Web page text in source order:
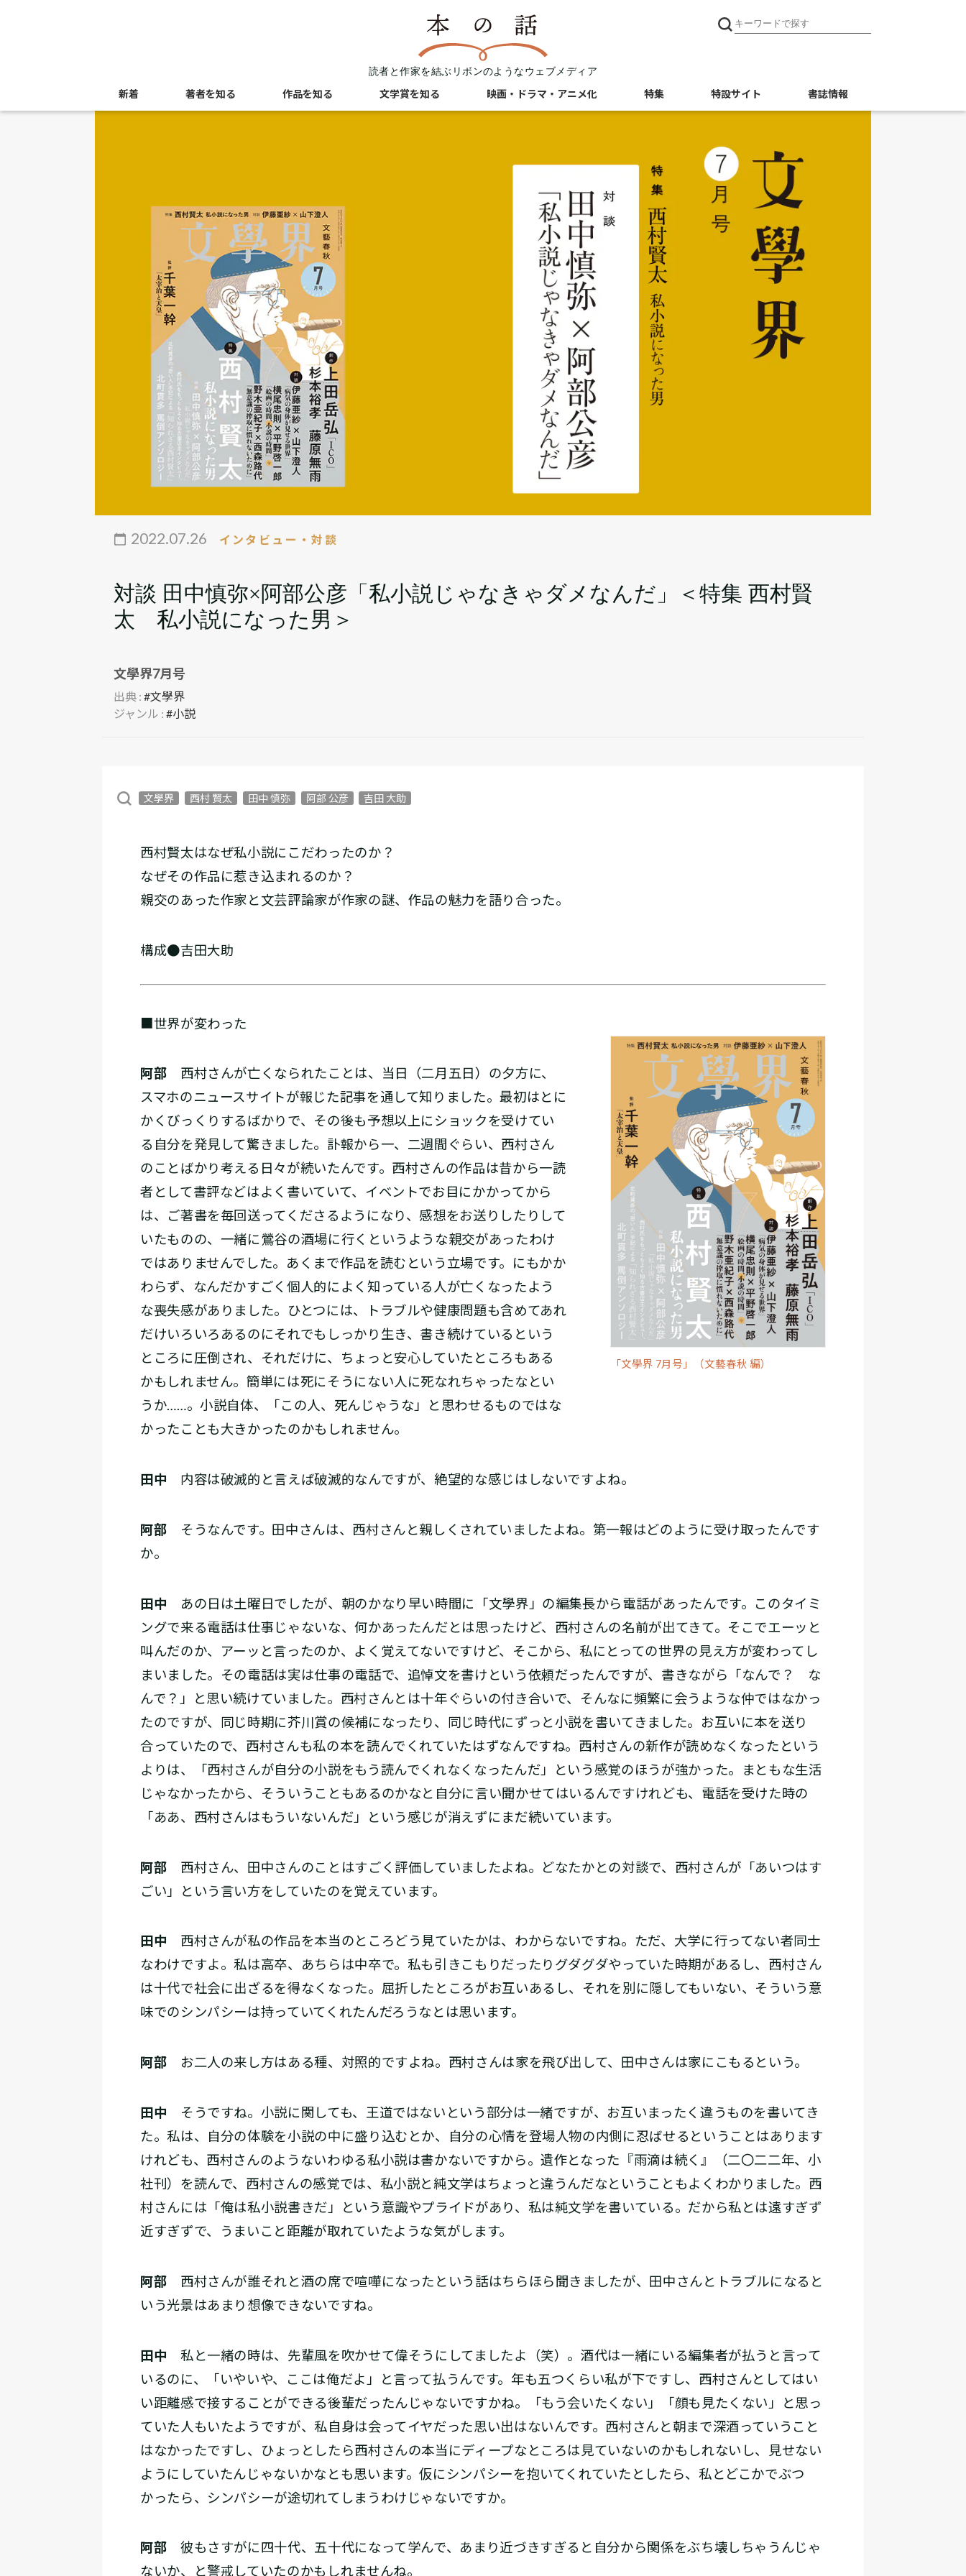
読者と作家を結ぶリボンのようなウェブメディア
新着 著者を知る 作品を知る 文学賞を知る 映画・ドラマ・アニメ化 特集 特設サイト 書誌情報
2022.07.26 インタビュー・対談
対談 田中慎弥×阿部公彦「私小説じゃなきゃダメなんだ」＜特集 西村賢
太 私小説になった男＞
文學界7月号
出典 : #文學界
ジャンル : #小説
文學界 西村 賢太 田中 慎弥 阿部 公彦 吉田 大助
西村賢太はなぜ私小説にこだわったのか？
なぜその作品に惹き込まれるのか？
親交のあった作家と文芸評論家が作家の謎、作品の魅力を語り合った。
構成●吉田大助
「文學界 7月号」（文藝春秋 編）
■世界が変わった
阿部 西村さんが亡くなられたことは、当日（二月五日）の夕方に、
スマホのニュースサイトが報じた記事を通して知りました。最初はとに
かくびっくりするばかりで、その後も予想以上にショックを受けてい
る自分を発見して驚きました。訃報から一、二週間ぐらい、西村さん
のことばかり考える日々が続いたんです。西村さんの作品は昔から一読
者として書評などはよく書いていて、イベントでお目にかかってから
は、ご著書を毎回送ってくださるようになり、感想をお送りしたりして
いたものの、一緒に鶯谷の酒場に行くというような親交があったわけ
ではありませんでした。あくまで作品を読むという立場です。にもかか
わらず、なんだかすごく個人的によく知っている人が亡くなったよう
な喪失感がありました。ひとつには、トラブルや健康問題も含めてあれ
だけいろいろあるのにそれでもしっかり生き、書き続けているという
ところに圧倒され、それだけに、ちょっと安心していたところもある
かもしれません。簡単には死にそうにない人に死なれちゃったなとい
うか……。小説自体、「この人、死んじゃうな」と思わせるものではな
かったことも大きかったのかもしれません。
田中 内容は破滅的と言えば破滅的なんですが、絶望的な感じはしないですよね。
阿部 そうなんです。田中さんは、西村さんと親しくされていましたよね。第一報はどのように受け取ったんです
か。
田中 あの日は土曜日でしたが、朝のかなり早い時間に「文學界」の編集長から電話があったんです。このタイミ
ングで来る電話は仕事じゃないな、何かあったんだとは思ったけど、西村さんの名前が出てきて。そこでエーッと
叫んだのか、アーッと言ったのか、よく覚えてないですけど、そこから、私にとっての世界の見え方が変わってし
まいました。その電話は実は仕事の電話で、追悼文を書けという依頼だったんですが、書きながら「なんで？ な
んで？」と思い続けていました。西村さんとは十年ぐらいの付き合いで、そんなに頻繁に会うような仲ではなかっ
たのですが、同じ時期に芥川賞の候補になったり、同じ時代にずっと小説を書いてきました。お互いに本を送り
合っていたので、西村さんも私の本を読んでくれていたはずなんですね。西村さんの新作が読めなくなったという
よりは、「西村さんが自分の小説をもう読んでくれなくなったんだ」という感覚のほうが強かった。まともな生活
じゃなかったから、そういうこともあるのかなと自分に言い聞かせてはいるんですけれども、電話を受けた時の
「ああ、西村さんはもういないんだ」という感じが消えずにまだ続いています。
阿部 西村さん、田中さんのことはすごく評価していましたよね。どなたかとの対談で、西村さんが「あいつはす
ごい」という言い方をしていたのを覚えています。
田中 西村さんが私の作品を本当のところどう見ていたかは、わからないですね。ただ、大学に行ってない者同士
なわけですよ。私は高卒、あちらは中卒で。私も引きこもりだったりグダグダやっていた時期があるし、西村さん
は十代で社会に出ざるを得なくなった。屈折したところがお互いあるし、それを別に隠してもいない、そういう意
味でのシンパシーは持っていてくれたんだろうなとは思います。
阿部 お二人の来し方はある種、対照的ですよね。西村さんは家を飛び出して、田中さんは家にこもるという。
田中 そうですね。小説に関しても、王道ではないという部分は一緒ですが、お互いまったく違うものを書いてき
た。私は、自分の体験を小説の中に盛り込むとか、自分の心情を登場人物の内側に忍ばせるということはあります
けれども、西村さんのようないわゆる私小説は書かないですから。遺作となった『雨滴は続く』（二〇二二年、小
社刊）を読んで、西村さんの感覚では、私小説と純文学はちょっと違うんだなということもよくわかりました。西
村さんには「俺は私小説書きだ」という意識やプライドがあり、私は純文学を書いている。だから私とは遠すぎず
近すぎずで、うまいこと距離が取れていたような気がします。
阿部 西村さんが誰それと酒の席で喧嘩になったという話はちらほら聞きましたが、田中さんとトラブルになると
いう光景はあまり想像できないですね。
田中 私と一緒の時は、先輩風を吹かせて偉そうにしてましたよ（笑）。酒代は一緒にいる編集者が払うと言って
いるのに、「いやいや、ここは俺だよ」と言って払うんです。年も五つくらい私が下ですし、西村さんとしてはい
い距離感で接することができる後輩だったんじゃないですかね。「もう会いたくない」「顔も見たくない」と思っ
ていた人もいたようですが、私自身は会ってイヤだった思い出はないんです。西村さんと朝まで深酒っていうこと
はなかったですし、ひょっとしたら西村さんの本当にディープなところは見ていないのかもしれないし、見せない
ようにしていたんじゃないかなとも思います。仮にシンパシーを抱いてくれていたとしたら、私とどこかでぶつ
かったら、シンパシーが途切れてしまうわけじゃないですか。
阿部 彼もさすがに四十代、五十代になって学んで、あまり近づきすぎると自分から関係をぶち壊しちゃうんじゃ
ないか、と警戒していたのかもしれませんね。